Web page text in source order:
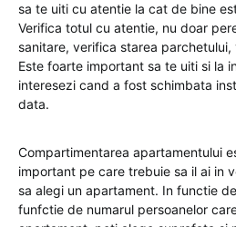
sa te uiti cu atentie la cat de bine
Verifica totul cu atentie, nu doar
sanitare, verifica starea
Este foarte important sa te uiti si la
interesezi cand a fost schimbata
data.
Compartimentarea apartamentului
important pe care trebuie sa il ai in
sa alegi un apartament. In functie
funfctie de numarul persoanelor